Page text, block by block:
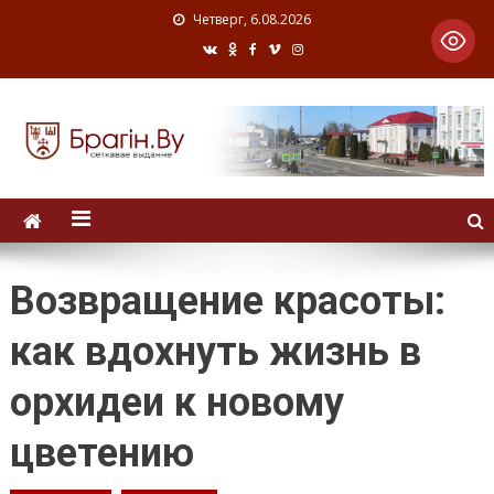
Четверг, 6.08.2026
Возвращение красоты:
как вдохнуть жизнь в
орхидеи к новому
цветению